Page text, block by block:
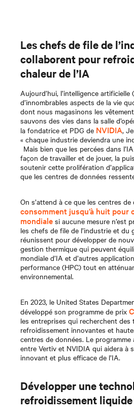
Les chefs de file de
collaborent pour
chaleur de l’IA
Aujourd’hui, l’intelligence
d’innombrables aspects de la vie
dont nous magasinons les
sauvons des vies dans la salle
la fondatrice et PDG de NVIDIA,
« chaque industrie deviendra une
Mais bien que les percées dans
façon de travailler et de jouer, la
soutenir cette prolifération
que les centres de données
On s’attend à ce que les centres de
consomment jusqu’à huit pour
mondiale si aucune mesure n’est
les chefs de file de l’industrie et du
réunissent pour développer de
gestion thermique qui peuvent
mondiale d’IA et d’autres
performance (HPC) tout en
environnemental.
En 2023, le United States
développé son programme de prix
les entreprises qui recherchent des
refroidissement innovantes et
centres de données. Le
entre Vertiv et NVIDIA qui aidera à
innovant et plus efficace de l’IA.
Développer une
refroidissement